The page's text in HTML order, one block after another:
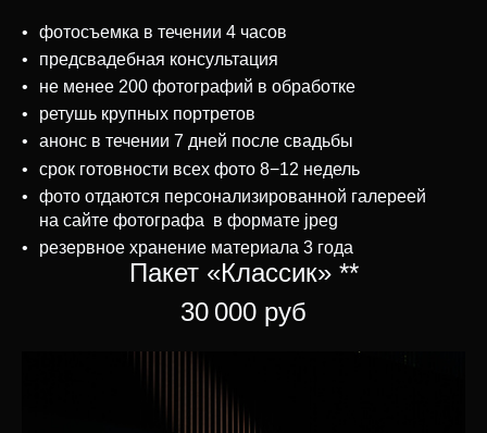
фотосъемка в течении 4 часов
предсвадебная консультация
не менее 200 фотографий в обработке
ретушь крупных портретов
анонс в течении 7 дней после свадьбы
срок готовности всех фото 8−12 недель
фото отдаются персонализированной галереей
на сайте фотографа в формате jpeg
резервное хранение материала 3 года
Пакет «Классик» **
30 000 руб